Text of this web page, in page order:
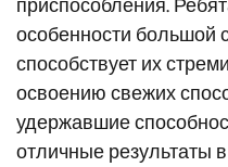
приспособления.
особенности большой
способствует их
освоению свежих
удержавшие
отличные результаты